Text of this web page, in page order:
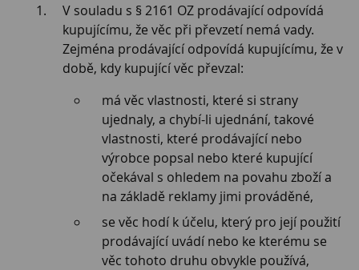
V souladu s § 2161 OZ prodávající odpovídá
kupujícímu, že věc při převzetí nemá vady.
Zejména prodávající odpovídá kupujícímu, že v
době, kdy kupující věc převzal:
má věc vlastnosti, které si strany
ujednaly, a chybí-li ujednání, takové
vlastnosti, které prodávající nebo
výrobce popsal nebo které kupující
očekával s ohledem na povahu zboží a
na základě reklamy jimi prováděné,
se věc hodí k účelu, který pro její použití
prodávající uvádí nebo ke kterému se
věc tohoto druhu obvykle používá,